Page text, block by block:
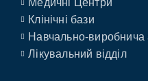
Медичні Центри
Клінічні бази
Навчально-виробнича
Лікувальний відділ